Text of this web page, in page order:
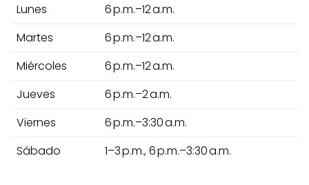
Lunes
6 p.m.–12 a.m.
Martes
6 p.m.–12 a.m.
Miércoles
6 p.m.–12 a.m.
Jueves
6 p.m.–2 a.m.
Viernes
6 p.m.–3:30 a.m.
Sábado
1–3 p.m., 6 p.m.–3:30 a.m.